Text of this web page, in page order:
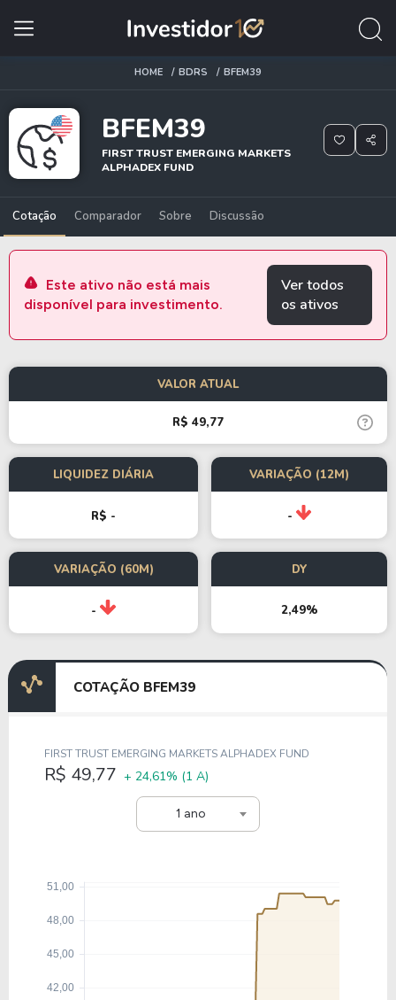
HOME BDRS BFEM39
BFEM39
FIRST TRUST EMERGING MARKETS
ALPHADEX FUND
Cotação Comparador Sobre Discussão
Este ativo não está mais
disponível para investimento.
Ver todos
os ativos
VALOR ATUAL
R$ 49,77
LIQUIDEZ DIÁRIA
R$ -
VARIAÇÃO (12M)
-
VARIAÇÃO (60M)
-
DY
2,49%
COTAÇÃO BFEM39
1 ano
FIRST TRUST EMERGING MARKETS ALPHADEX FUND
R$ 49,77 + 24,61% (1 A)